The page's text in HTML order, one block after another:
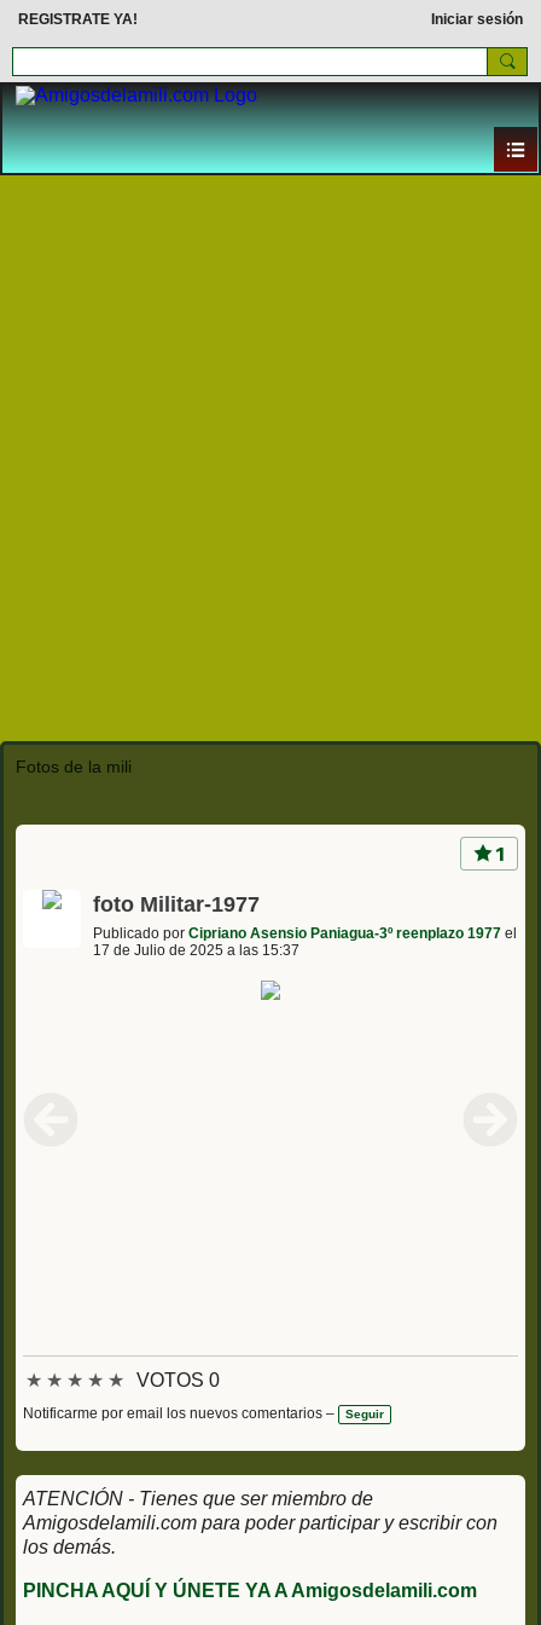
REGISTRATE YA! Iniciar sesión
Fotos de la mili
1
foto Militar-1977
Publicado por Cipriano Asensio Paniagua-3º reenplazo 1977 el
17 de Julio de 2025 a las 15:37
★ ★ ★ ★ ★ VOTOS 0
Notificarme por email los nuevos comentarios – Seguir
ATENCIÓN - Tienes que ser miembro de
Amigosdelamili.com para poder participar y escribir con
los demás.
PINCHA AQUÍ Y ÚNETE YA A Amigosdelamili.com